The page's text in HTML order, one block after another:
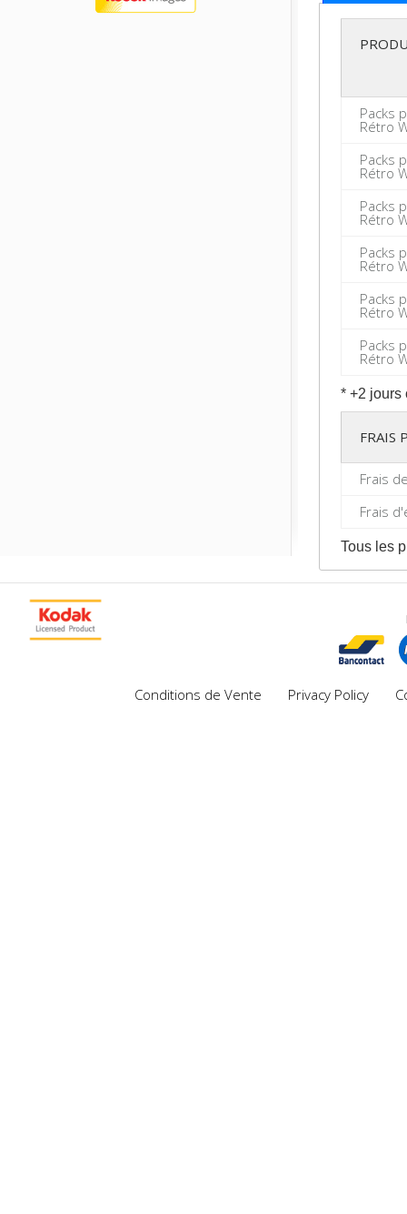
Packs
Rétro
Packs
Rétro
Packs
Rétro
Packs
Rétro
Packs
Rétro
Packs
Rétro
* +2 jours
FRAIS
Frais
Frais
Tous les
Conditions de Vente Privacy Policy